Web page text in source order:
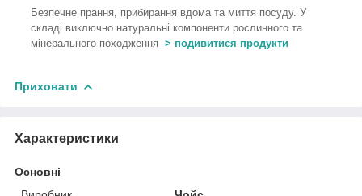
Безпечне прання, прибирання вдома та миття посуду. У
складі виключно натуральні компоненти рослинного та
мінерального походження > подивитися продукти
Приховати
Характеристики
Основні